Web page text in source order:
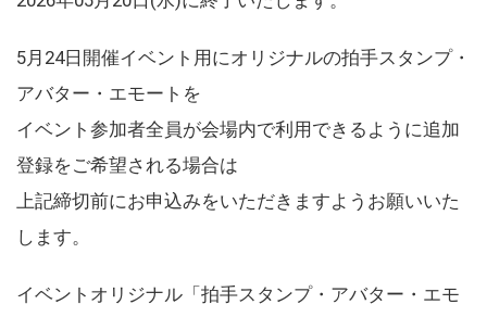
5月24日開催イベント用にオリジナルの拍手スタンプ・
アバター・エモートを
イベント参加者全員が会場内で利用できるように追加
登録をご希望される場合は
上記締切前にお申込みをいただきますようお願いいた
します。
イベントオリジナル「拍手スタンプ・アバター・エモ